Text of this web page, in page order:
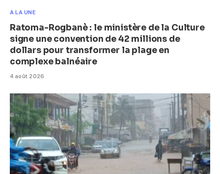
A LA UNE
Ratoma-Rogbanè : le ministère de la Culture
signe une convention de 42 millions de
dollars pour transformer la plage en
complexe balnéaire
4 août 2026